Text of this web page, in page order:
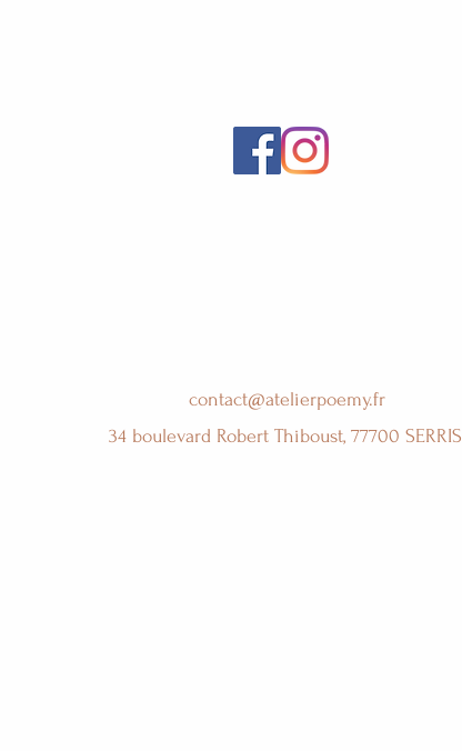
contact@atelierpoemy.fr
34 boulevard Robert Thiboust, 77700 SERRIS